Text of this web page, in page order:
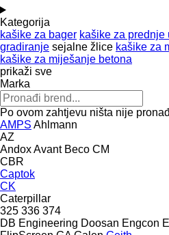
Kategorija
kašike za bager kašike za prednje
gradiranje sejalne žlice kašike za
kašike za miješanje betona
prikaži sve
Marka
Po ovom zahtjevu ništa nije
AMPS Ahlmann
AZ
AndoxAvant Beco CM
CBR
Captok
CK
Caterpillar
325 336 374
DB Engineering Doosan Engcon